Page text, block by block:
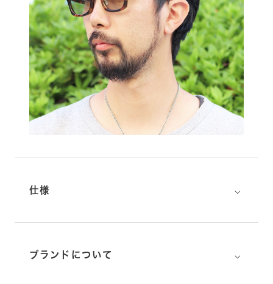
仕様 ⌵
ブランドについて ⌵